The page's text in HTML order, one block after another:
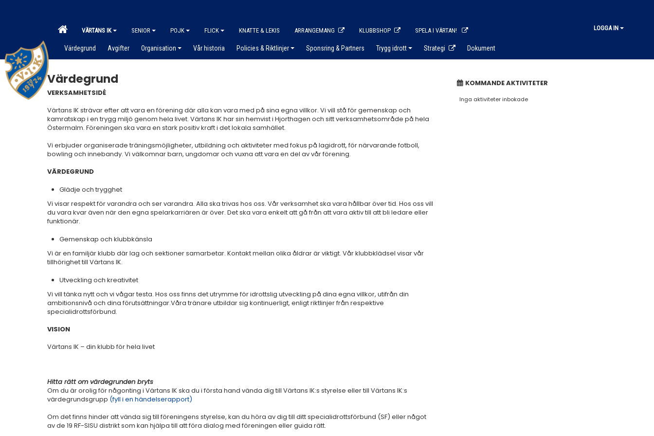
VÄRTANS IK SENIOR POJK FLICK KNATTE & LEKIS ARRANGEMANG KLUBBSHOP SPELA I VÄRTAN! LOGGA IN
Värdegrund Avgifter Organisation Vår historia Policies & Riktlinjer Sponsring & Partners Trygg idrott Strategi Dokument
Värdegrund
VERKSAMHETSIDÉ
Värtans IK strävar efter att vara en förening där alla kan vara med på sina egna villkor. Vi vill stå för gemenskap och
kamratskap i en trygg miljö genom hela livet. Värtans IK har sin hemvist i Hjorthagen och sitt verksamhetsområde på hela
Östermalm. Föreningen ska vara en stark positiv kraft i det lokala samhället.
Vi erbjuder organiserade träningsmöjligheter, utbildning och aktiviteter med fokus på lagidrott, för närvarande fotboll,
bowling och innebandy. Vi välkomnar barn, ungdomar och vuxna att vara en del av vår förening.
VÄRDEGRUND
Glädje och trygghet
Vi visar respekt för varandra och ser varandra. Alla ska trivas hos oss. Vår verksamhet ska vara hållbar över tid. Hos oss vill
du vara kvar även när den egna spelarkarriären är över. Det ska vara enkelt att gå från att vara aktiv till att bli ledare eller
funktionär.
Gemenskap och klubbkänsla
Vi är en familjär klubb där lag och sektioner samarbetar. Kontakt mellan olika åldrar är viktigt. Vår klubbklädsel visar vår
tillhörighet till Värtans IK.
Utveckling och kreativitet
Vi vill tänka nytt och vi vågar testa. Hos oss finns det utrymme för idrottslig utveckling på dina egna villkor, utifrån din
ambitionsnivå och dina förutsättningar.Våra tränare utbildar sig kontinuerligt, enligt riktlinjer från respektive
specialidrottsförbund.
VISION
Värtans IK – din klubb för hela livet
Hitta rätt om värdegrunden bryts
Om du är orolig för någonting i Värtans IK ska du i första hand vända dig till Värtans IK:s styrelse eller till Värtans IK:s
värdegrundsgrupp (fyll i en händelserapport)
Om det finns hinder att vända sig till föreningens styrelse, kan du höra av dig till ditt specialidrottsförbund (SF) eller något
av de 19 RF-SISU distrikt som kan hjälpa till att föra dialog med föreningen eller guida rätt.
KOMMANDE AKTIVITETER
Inga aktiviteter inbokade